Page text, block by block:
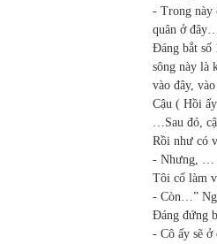
- Trong này
quân ở
Đáng bắt số
sông này là
vào đây,
Cậu ( Hồi
…Sau đó,
Rồi như có
- Nhưng, …
Tôi cố làm
- Còn…”
Đáng đứng
- Cô ấy sẽ